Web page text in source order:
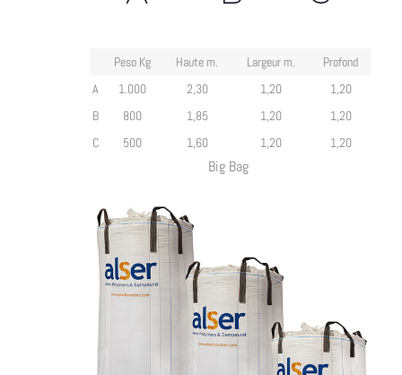
Peso Kg Haute m. Largeur m.
Profond
A
1.000 2,30 1,20
1,20
B
800 1,85 1,20
1,20
C
500 1,60 1,20 1,20
Big Bag